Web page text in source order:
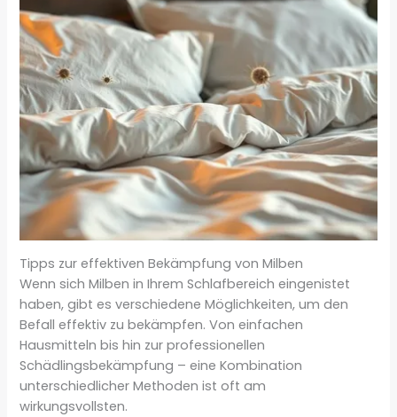
Tipps zur effektiven Bekämpfung von Milben
Wenn sich Milben in Ihrem Schlafbereich eingenistet
haben, gibt es verschiedene Möglichkeiten, um den
Befall effektiv zu bekämpfen. Von einfachen
Hausmitteln bis hin zur professionellen
Schädlingsbekämpfung – eine Kombination
unterschiedlicher Methoden ist oft am
wirkungsvollsten.